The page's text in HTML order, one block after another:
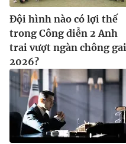
Đội hình nào có lợi thế
trong Công diễn 2 Anh
trai vượt ngàn chông gai
2026?